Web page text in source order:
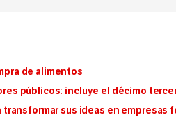
de alimentos
públicos: incluye el décimo
sus ideas en empresas
al sur de Japón,